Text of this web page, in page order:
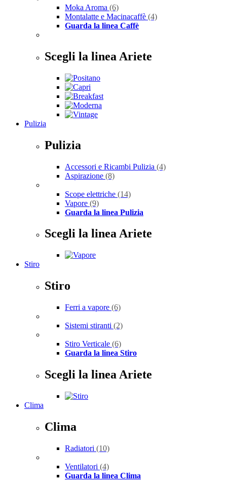
Moka Aroma (6)
Montalatte e Macinacaffè (4)
Guarda la linea Caffè
Scegli la linea Ariete
Pulizia
Pulizia
Accessori e Ricambi Pulizia (4)
Aspirazione (8)
Scope elettriche (14)
Vapore (9)
Guarda la linea Pulizia
Scegli la linea Ariete
Stiro
Stiro
Ferri a vapore (6)
Sistemi stiranti (2)
Stiro Verticale (6)
Guarda la linea Stiro
Scegli la linea Ariete
Clima
Clima
Radiatori (10)
Ventilatori (4)
Guarda la linea Clima